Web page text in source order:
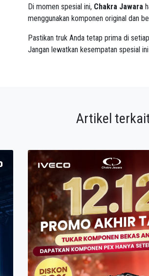
Di momen spesial ini, Chakra Jawara
menggunakan komponen original dan
Pastikan truk Anda tetap prima di
Jangan lewatkan kesempatan spesial
Artikel